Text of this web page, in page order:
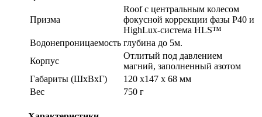
Призма
Roof с центральным колесом
фокусной коррекции фазы P40 и
HighLux-система HLS™
Водонепроницаемость глубина до 5м.
Корпус
Отлитый под давлением
магний, заполненный азотом
Габариты (ШхВхГ)
120 x147 x 68 мм
Вес
750 г